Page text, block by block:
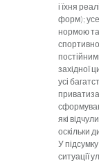
і їхня
форм);
нормою
західної
усі
які
оскільки
У
ситуації